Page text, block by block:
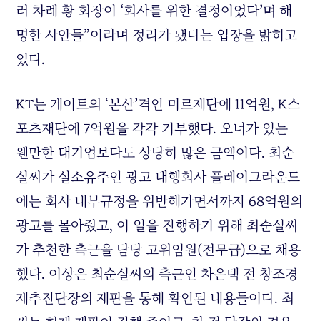
러 차례 황 회장이 ‘회사를 위한 결정이었다’며 해
명한 사안들”이라며 정리가 됐다는 입장을 밝히고
있다.
KT는 게이트의 ‘본산’격인 미르재단에 11억원, K스
포츠재단에 7억원을 각각 기부했다. 오너가 있는
웬만한 대기업보다도 상당히 많은 금액이다. 최순
실씨가 실소유주인 광고 대행회사 플레이그라운드
에는 회사 내부규정을 위반해가면서까지 68억원의
광고를 몰아줬고, 이 일을 진행하기 위해 최순실씨
가 추천한 측근을 담당 고위임원(전무급)으로 채용
했다. 이상은 최순실씨의 측근인 차은택 전 창조경
제추진단장의 재판을 통해 확인된 내용들이다. 최